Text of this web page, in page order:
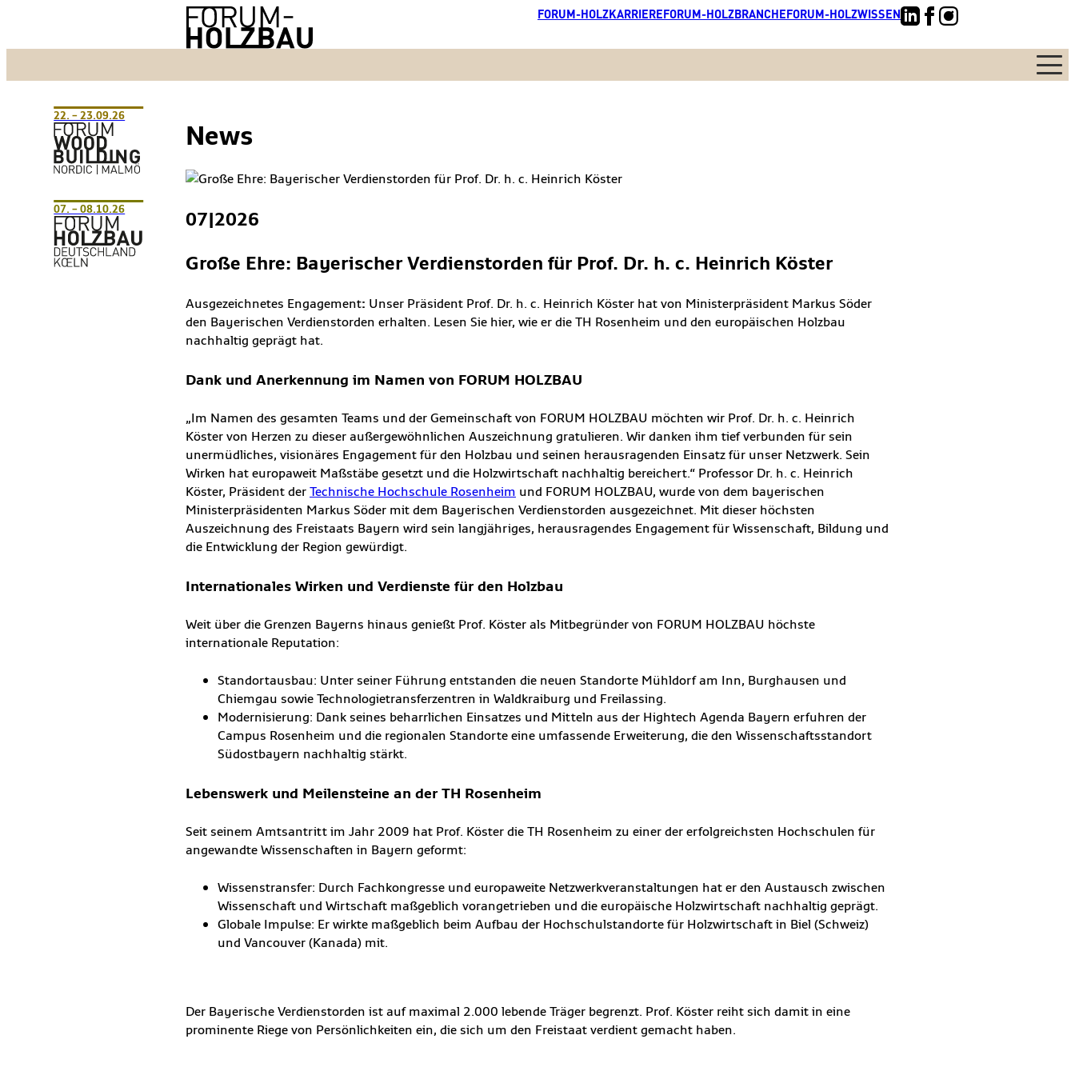
FORUM-HOLZKARRIEREFORUM-HOLZBRANCHEFORUM-HOLZWISSEN
Menü
22. – 23.09.26
07. – 08.10.26
News
07|2026
Große Ehre: Bayerischer Verdienstorden für Prof. Dr. h. c. Heinrich Köster
Ausgezeichnetes Engagement: Unser Präsident Prof. Dr. h. c. Heinrich Köster hat von Ministerpräsident Markus Söder
den Bayerischen Verdienstorden erhalten. Lesen Sie hier, wie er die TH Rosenheim und den europäischen Holzbau
nachhaltig geprägt hat.
Dank und Anerkennung im Namen von FORUM HOLZBAU
„Im Namen des gesamten Teams und der Gemeinschaft von FORUM HOLZBAU möchten wir Prof. Dr. h. c. Heinrich
Köster von Herzen zu dieser außergewöhnlichen Auszeichnung gratulieren. Wir danken ihm tief verbunden für sein
unermüdliches, visionäres Engagement für den Holzbau und seinen herausragenden Einsatz für unser Netzwerk. Sein
Wirken hat europaweit Maßstäbe gesetzt und die Holzwirtschaft nachhaltig bereichert.“ Professor Dr. h. c. Heinrich
Köster, Präsident derTechnische Hochschule Rosenheim und FORUM HOLZBAU, wurde von dem bayerischen
Ministerpräsidenten Markus Söder mit dem Bayerischen Verdienstorden ausgezeichnet. Mit dieser höchsten
Auszeichnung des Freistaats Bayern wird sein langjähriges, herausragendes Engagement für Wissenschaft, Bildung und
die Entwicklung der Region gewürdigt.
Internationales Wirken und Verdienste für den Holzbau
Weit über die Grenzen Bayerns hinaus genießt Prof. Köster als Mitbegründer von FORUM HOLZBAU höchste
internationale Reputation:
Standortausbau: Unter seiner Führung entstanden die neuen Standorte Mühldorf am Inn, Burghausen und
Chiemgau sowie Technologietransferzentren in Waldkraiburg und Freilassing.
Modernisierung: Dank seines beharrlichen Einsatzes und Mitteln aus der Hightech Agenda Bayern erfuhren der
Campus Rosenheim und die regionalen Standorte eine umfassende Erweiterung, die den Wissenschaftsstandort
Südostbayern nachhaltig stärkt.
Lebenswerk und Meilensteine an der TH Rosenheim
Seit seinem Amtsantritt im Jahr 2009 hat Prof. Köster die TH Rosenheim zu einer der erfolgreichsten Hochschulen für
angewandte Wissenschaften in Bayern geformt:
Wissenstransfer: Durch Fachkongresse und europaweite Netzwerkveranstaltungen hat er den Austausch zwischen
Wissenschaft und Wirtschaft maßgeblich vorangetrieben und die europäische Holzwirtschaft nachhaltig geprägt.
Globale Impulse: Er wirkte maßgeblich beim Aufbau der Hochschulstandorte für Holzwirtschaft in Biel (Schweiz)
und Vancouver (Kanada) mit.
Der Bayerische Verdienstorden ist auf maximal 2.000 lebende Träger begrenzt. Prof. Köster reiht sich damit in eine
prominente Riege von Persönlichkeiten ein, die sich um den Freistaat verdient gemacht haben.